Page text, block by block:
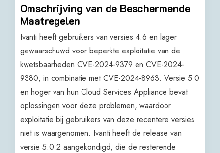
Omschrijving van de Beschermende
Maatregelen
Ivanti heeft gebruikers van versies 4.6 en lager
gewaarschuwd voor beperkte exploitatie van de
kwetsbaarheden CVE-2024-9379 en CVE-2024-
9380, in combinatie met CVE-2024-8963. Versie 5.0
en hoger van hun Cloud Services Appliance bevat
oplossingen voor deze problemen, waardoor
exploitatie bij gebruikers van deze recentere versies
niet is waargenomen. Ivanti heeft de release van
versie 5.0.2 aangekondigd, die de resterende